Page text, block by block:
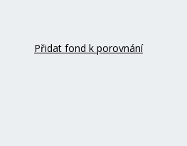
Přidat fond k porovnání